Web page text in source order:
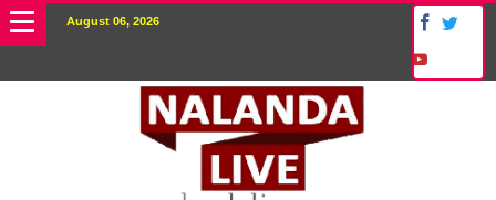
August 06, 2026